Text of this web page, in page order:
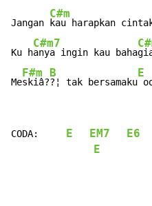
Jangan
C#m
kau harapkan
Ku h
C#m7
anya ingin kau baha
Me
F#m
skiâ?
B
?¦ tak bersamaku
E
CODA: E EM7 E6
E